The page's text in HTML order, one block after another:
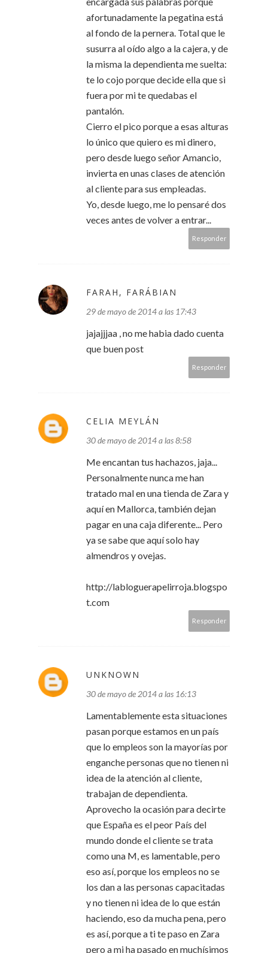
afortunadamente la pegatina está
al fondo de la pernera. Total que le
susurra al oído algo a la cajera, y de
la misma la dependienta me suelta:
te lo cojo porque decide ella que si
fuera por mi te quedabas el
pantalón.
Cierro el pico porque a esas alturas
lo único que quiero es mi dinero,
pero desde luego señor Amancio,
invierta en unas clases de atención
al cliente para sus empleadas.
Yo, desde luego, me lo pensaré dos
veces antes de volver a entrar...
Responder
FARAH, FARÁBIAN
29 de mayo de 2014 a las 17:43
jajajjjaa , no me habia dado cuenta
que buen post
Responder
CELIA MEYLÁN
30 de mayo de 2014 a las 8:58
Me encantan tus hachazos, jaja...
Personalmente nunca me han
tratado mal en una tienda de Zara y
aquí en Mallorca, también dejan
pagar en una caja diferente... Pero
ya se sabe que aquí solo hay
almendros y ovejas.
http://labloguerapelirroja.blogspo
t.com
Responder
UNKNOWN
30 de mayo de 2014 a las 16:13
Lamentablemente esta situaciones
pasan porque estamos en un país
que lo empleos son la mayorías por
enganche personas que no tienen ni
idea de la atención al cliente,
trabajan de dependienta.
Aprovecho la ocasión para decirte
que España es el peor País del
mundo donde el cliente se trata
como una M, es lamentable, pero
eso así, porque los empleos no se
los dan a las personas capacitadas
y no tienen ni idea de lo que están
haciendo, eso da mucha pena, pero
es así, porque a ti te paso en Zara
pero a mi ha pasado en muchísimos